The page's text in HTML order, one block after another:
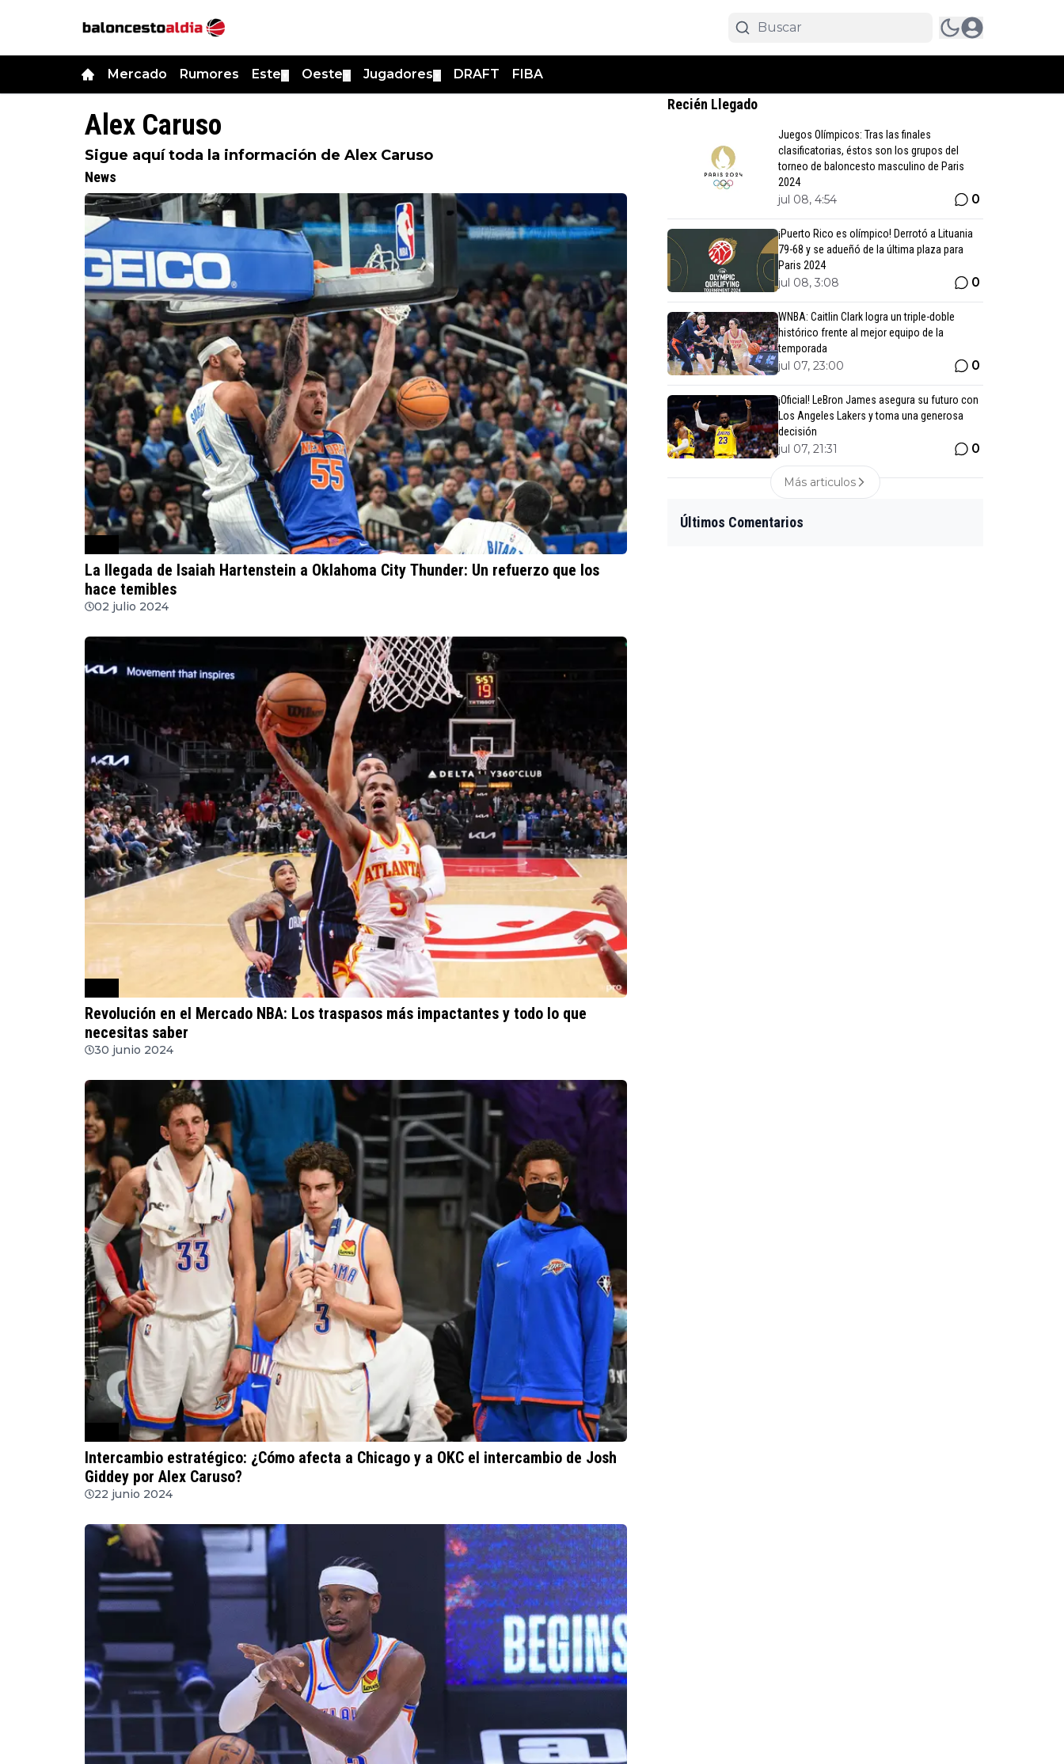
Mercado Rumores Este Oeste Jugadores DRAFT FIBA
Alex Caruso
Sigue aquí toda la información de Alex Caruso
News
La llegada de Isaiah Hartenstein a Oklahoma City Thunder: Un refuerzo que los
hace temibles
02 julio 2024
Revolución en el Mercado NBA: Los traspasos más impactantes y todo lo que
necesitas saber
30 junio 2024
Intercambio estratégico: ¿Cómo afecta a Chicago y a OKC el intercambio de Josh
Giddey por Alex Caruso?
22 junio 2024
Recién Llegado
Juegos Olímpicos: Tras las finales
clasificatorias, éstos son los grupos del
torneo de baloncesto masculino de Paris
2024
jul 08, 4:54 0
¡Puerto Rico es olímpico! Derrotó a Lituania
79-68 y se adueñó de la última plaza para
Paris 2024
jul 08, 3:08 0
WNBA: Caitlin Clark logra un triple-doble
histórico frente al mejor equipo de la
temporada
jul 07, 23:00 0
¡Oficial! LeBron James asegura su futuro con
Los Angeles Lakers y toma una generosa
decisión
jul 07, 21:31 0
Más articulos
Últimos Comentarios